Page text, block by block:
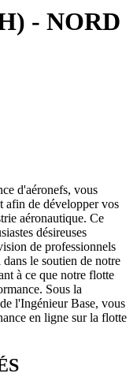
- NORD
d'aéronefs, vous
afin de développer vos
aéronautique. Ce
désireuses
de professionnels
le soutien de notre
à ce que notre flotte
Sous la
l'Ingénieur Base, vous
en ligne sur la flotte